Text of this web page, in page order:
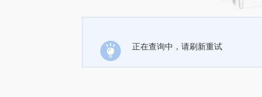
正在查询中，请刷新重试